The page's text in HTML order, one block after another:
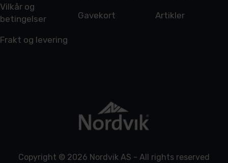
Vilkår og
betingelser
Frakt og levering
Gavekort Artikler
Copyright © 2026 Nordvik AS - All rights reserved